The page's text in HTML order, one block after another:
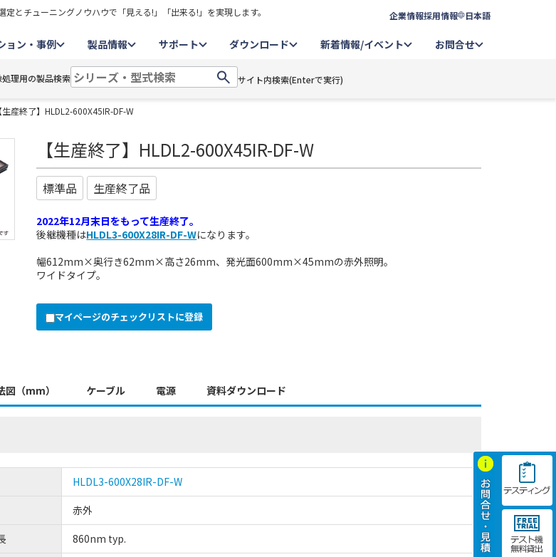
とチューニングノウハウで「見える!」「出来る!」を実現します。 企業情報採用情報 日本語
ョン・事例 製品情報 サポート ダウンロード 新着情報/イベント お問合せ
理用の製品検索 サイト内検索(Enterで実行)
産終了】HLDL2-600X45IR-DF-W
【生産終了】HLDL2-600X45IR-DF-W
標準品 生産終了品
2022年12月末日をもって生産終了。
後継機種はHLDL3-600X28IR-DF-Wになります。
幅612mm×奥行き62mm×高さ26mm、発光面600mm×45mmの赤外照明。
ワイドタイプ。
マイページのチェックリストに登録
図（mm） ケーブル 電源 資料ダウンロード
HLDL3-600X28IR-DF-W
赤外
860nm typ.